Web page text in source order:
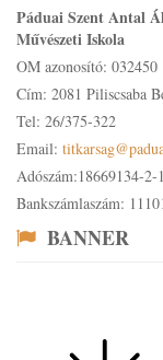
Páduai Szent Antal
Művészeti Iskola
OM azonosító: 032450
Cím: 2081 Piliscsaba
Tel: 26/375-322
Email:
Adószám:18669134-2-
Bankszámlaszám:
BANNER